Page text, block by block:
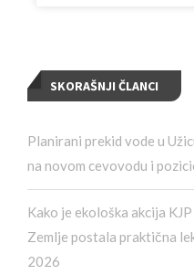
SKORAŠNJI ČLANCI
Planirani prekid vode u
na novom cevovodu i
Kako je ekološka akcija
Zemlje postala praktična
2026